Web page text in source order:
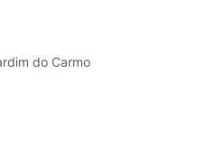
do Carmo